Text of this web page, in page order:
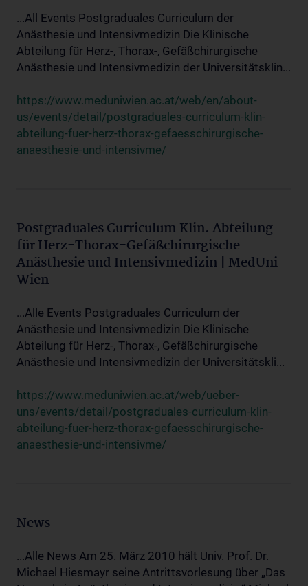
...All Events Postgraduales Curriculum der
Anästhesie und Intensivmedizin Die Klinische
Abteilung für Herz-, Thorax-, Gefäßchirurgische
Anästhesie und Intensivmedizin der Universitätsklin...
https://www.meduniwien.ac.at/web/en/about-
us/events/detail/postgraduales-curriculum-klin-
abteilung-fuer-herz-thorax-gefaesschirurgische-
anaesthesie-und-intensivme/
Postgraduales Curriculum Klin. Abteilung
für Herz-Thorax-Gefäßchirurgische
Anästhesie und Intensivmedizin | MedUni
Wien
...Alle Events Postgraduales Curriculum der
Anästhesie und Intensivmedizin Die Klinische
Abteilung für Herz-, Thorax-, Gefäßchirurgische
Anästhesie und Intensivmedizin der Universitätskli...
https://www.meduniwien.ac.at/web/ueber-
uns/events/detail/postgraduales-curriculum-klin-
abteilung-fuer-herz-thorax-gefaesschirurgische-
anaesthesie-und-intensivme/
News
...Alle News Am 25. März 2010 hält Univ. Prof. Dr.
Michael Hiesmayr seine Antrittsvorlesung über „Das